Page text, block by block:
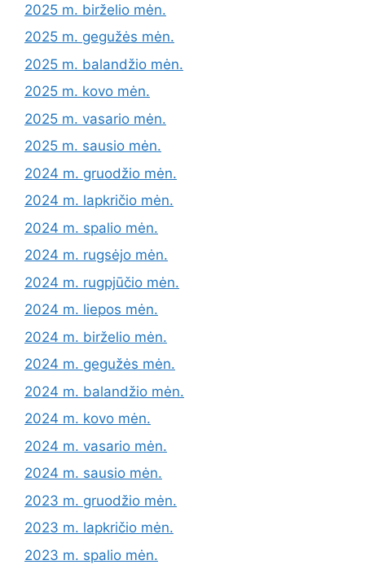
2025 m. birželio mėn.
2025 m. gegužės mėn.
2025 m. balandžio mėn.
2025 m. kovo mėn.
2025 m. vasario mėn.
2025 m. sausio mėn.
2024 m. gruodžio mėn.
2024 m. lapkričio mėn.
2024 m. spalio mėn.
2024 m. rugsėjo mėn.
2024 m. rugpjūčio mėn.
2024 m. liepos mėn.
2024 m. birželio mėn.
2024 m. gegužės mėn.
2024 m. balandžio mėn.
2024 m. kovo mėn.
2024 m. vasario mėn.
2024 m. sausio mėn.
2023 m. gruodžio mėn.
2023 m. lapkričio mėn.
2023 m. spalio mėn.